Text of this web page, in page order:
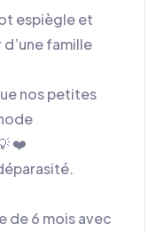
espiègle et
famille
nos petites
❤️
de 6 mois avec